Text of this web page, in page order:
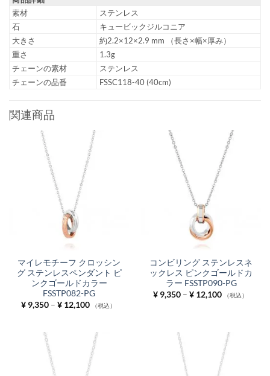
素材
ステンレス
石
キュービックジルコニア
大きさ
約2.2×12×2.9 mm （長さ×幅×厚み）
重さ
1.3g
チェーンの素材
ステンレス
チェーンの品番
FSSC118-40 (40cm)
関連商品
マイレモチーフ クロッシン
グ ステンレスペンダント ピ
ンクゴールドカラー
FSSTP082-PG
¥9,350 – ¥12,100価
格
¥ 12,100
（税込）
コンビリング ステンレスネ
ックレス ピンクゴールドカ
ラー FSSTP090-PG
¥9,350 – ¥12,100価
格
¥ 12,100
（税込）